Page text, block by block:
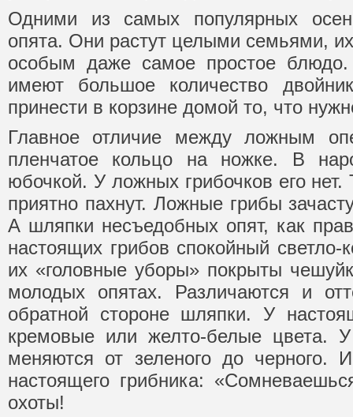
Одними из самых популярных
опята. Они растут целыми семьями,
особым даже самое простое
имеют большое количество
принести в корзине домой то, что
Главное отличие между ложным
пленчатое кольцо на ножке. В
юбочкой. У ложных грибочков его
приятно пахнут. Ложные грибы
А шляпки несъедобных опят, как
настоящих грибов спокойный
их «головные уборы» покрыты
молодых опятах. Различаются и
обратной стороне шляпки. У
кремовые или желто-белые цвета.
меняются от зеленого до черного.
настоящего грибника:
охоты!